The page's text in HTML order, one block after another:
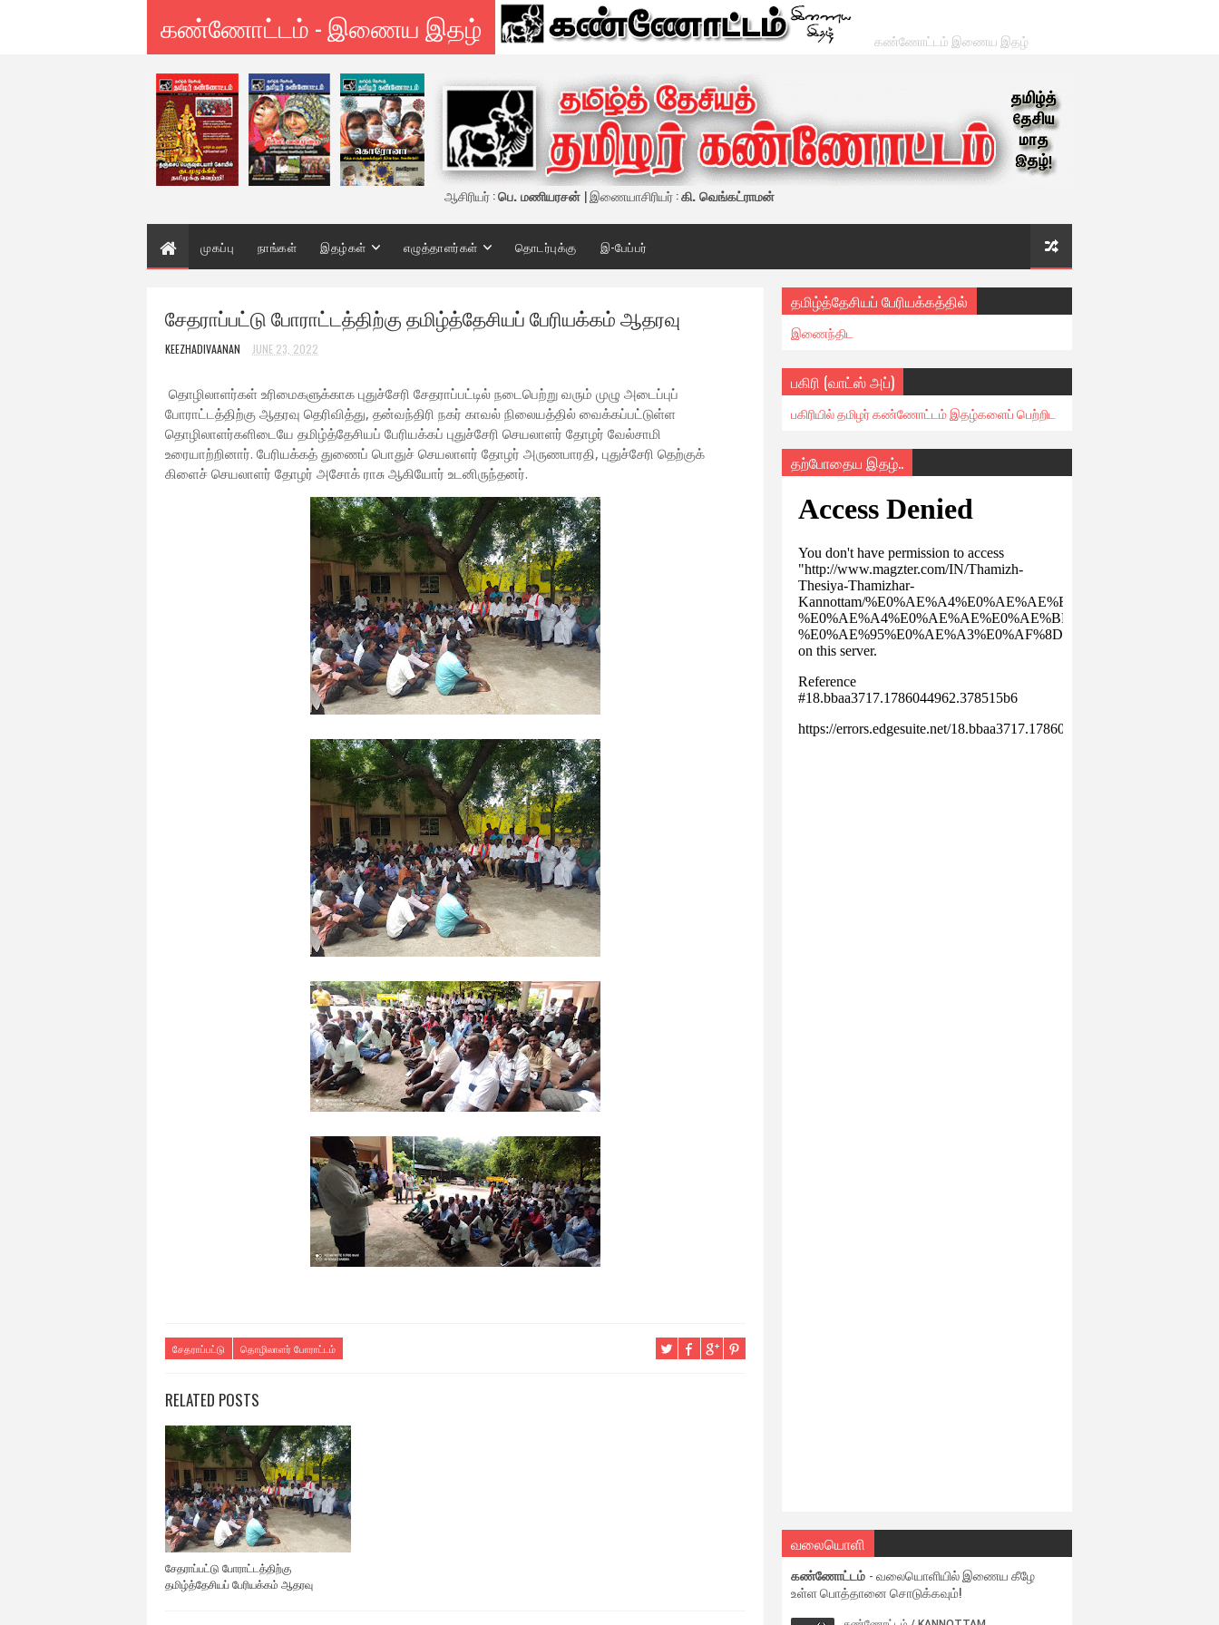
கண்ணோட்டம் - இணைய இதழ் கண்ணோட்டம் இணைய இதழ்
ஆசிரியர் :பெ. மணியரசன் | இணையாசிரியர் :கி. வெங்கட்ராமன்
முகப்பு நாங்கள் இதழ்கள் எழுத்தாளர்கள் தொடர்புக்கு இ-பேப்பர்
சேதராப்பட்டு போராட்டத்திற்கு தமிழ்த்தேசியப் பேரியக்கம் ஆதரவு
KEEZHADIVAANAN JUNE 23, 2022
தொழிலாளர்கள் உரிமைகளுக்காக புதுச்சேரி சேதராப்பட்டில் நடைபெற்று வரும் முழு அடைப்புப்
போராட்டத்திற்கு ஆதரவு தெரிவித்து, தன்வந்திரி நகர் காவல் நிலையத்தில் வைக்கப்பட்டுள்ள
தொழிலாளர்களிடையே தமிழ்த்தேசியப் பேரியக்கப் புதுச்சேரி செயலாளர் தோழர் வேல்சாமி
உரையாற்றினார். பேரியக்கத் துணைப் பொதுச் செயலாளர் தோழர் அருணபாரதி, புதுச்சேரி தெற்குக்
கிளைச் செயலாளர் தோழர் அசோக் ராசு ஆகியோர் உடனிருந்தனர்.
சேதராப்பட்டு தொழிலாளர் போராட்டம்
RELATED POSTS
சேதராப்பட்டு போராட்டத்திற்கு
தமிழ்த்தேசியப் பேரியக்கம் ஆதரவு
தமிழ்த்தேசியப் பேரியக்கத்தில்
இணைந்திட
பகிரி (வாட்ஸ் அப்)
பகிரியில் தமிழர் கண்ணோட்டம் இதழ்களைப் பெற்றிட
தற்போதைய இதழ்..
வலையொளி
கண்ணோட்டம் - வலையொளியில் இணைய கீழே
உள்ள பொத்தானை சொடுக்கவும்!